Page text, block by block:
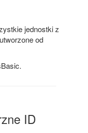
jednostki z
od
ID